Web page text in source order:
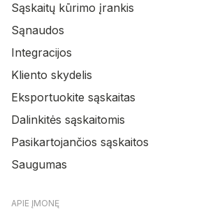
Sąskaitų kūrimo įrankis
Sąnaudos
Integracijos
Kliento skydelis
Eksportuokite sąskaitas
Dalinkitės sąskaitomis
Pasikartojančios sąskaitos
Saugumas
APIE ĮMONĘ